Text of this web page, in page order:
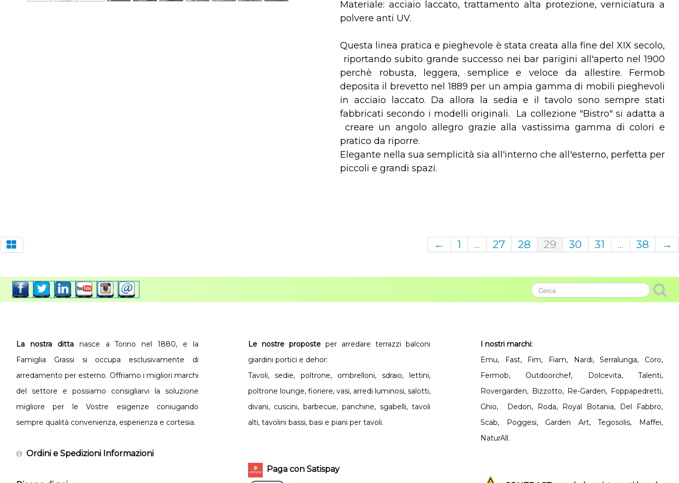
Materiale: acciaio laccato, trattamento alta protezione, verniciatura a
polvere anti UV.
Questa linea pratica e pieghevole è stata creata alla fine del XIX secolo,
riportando subito grande successo nei bar parigini all'aperto nel 1900
perchè robusta, leggera, semplice e veloce da allestire. Fermob
deposita il brevetto nel 1889 per un ampia gamma di mobili pieghevoli
in acciaio laccato. Da allora la sedia e il tavolo sono sempre stati
fabbricati secondo i modelli originali. La collezione "Bistro" si adatta a
creare un angolo allegro grazie alla vastissima gamma di colori e
pratico da riporre.
Elegante nella sua semplicità sia all'interno che all'esterno, perfetta per
piccoli e grandi spazi.
← 1 ... 27 28 29 30 31 ... 38 →
La nostra dittanasce a Torino nel 1880, e la
Famiglia Grassi si occupa esclusivamente di
arredamento per esterno. Offriamo i migliori marchi
del settore e possiamo consigliarvi la soluzione
migliore per le Vostre esigenze coniugando
sempre qualità convenienza, esperienza e cortesia.
Ordini e Spedizioni Informazioni
Le nostre proposte per arredare terrazzi balconi
giardini portici e dehor:
Tavoli, sedie, poltrone, ombrelloni, sdraio, lettini,
poltrone lounge, fioriere, vasi, arredi luminosi, salotti,
divani, cuscini, barbecue, panchine, sgabelli, tavoli
alti, tavolini bassi, basi e piani per tavoli.
Paga con Satispay
I nostri marchi:
Emu, Fast, Fim, Fiam, Nardi, Serralunga, Coro,
Fermob, Outdoorchef, Dolcevita, Talenti,
Rovergarden, Bizzotto, Re-Garden, Foppapedretti,
Ghio, Dedon, Roda, Royal Botania, Del Fabbro,
Scab, Poggesi, Garden Art, Tegosolis, Maffei,
NaturAll.